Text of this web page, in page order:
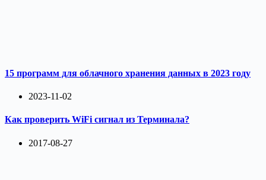
15 программ для облачного хранения данных в 2023 году
2023-11-02
Как проверить WiFi сигнал из Терминала?
2017-08-27